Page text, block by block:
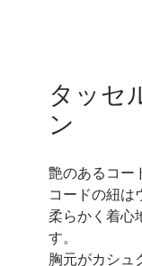
タッセ
ン
艶のあるコー
コードの紐は
柔らかく着心
す。
胸元がカシュ